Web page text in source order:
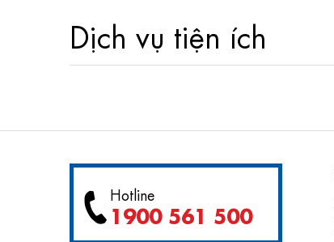
Dịch vụ tiện ích
Hotline
1900 561 500